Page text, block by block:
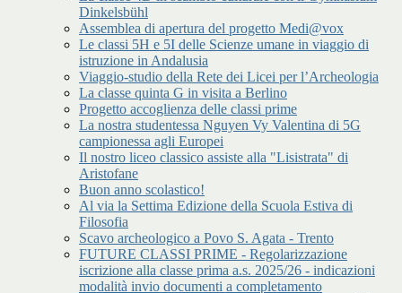
Dinkelsbühl
Assemblea di apertura del progetto Medi@vox
Le classi 5H e 5I delle Scienze umane in viaggio di
istruzione in Andalusia
Viaggio-studio della Rete dei Licei per l’Archeologia
La classe quinta G in visita a Berlino
Progetto accoglienza delle classi prime
La nostra studentessa Nguyen Vy Valentina di 5G
campionessa agli Europei
Il nostro liceo classico assiste alla "Lisistrata" di
Aristofane
Buon anno scolastico!
Al via la Settima Edizione della Scuola Estiva di
Filosofia
Scavo archeologico a Povo S. Agata - Trento
FUTURE CLASSI PRIME - Regolarizzazione
iscrizione alla classe prima a.s. 2025/26 - indicazioni
modalità invio documenti a completamento